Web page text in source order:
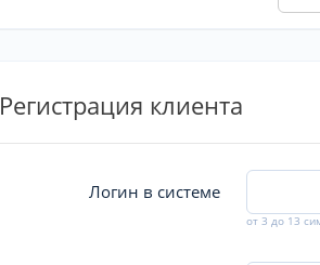
Регистрация клиента
Логин в системе
от 3 до 13